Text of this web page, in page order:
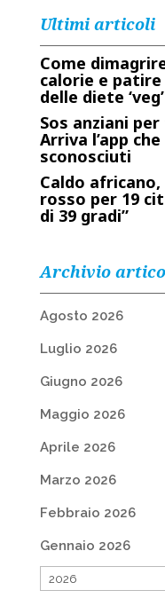
Ultimi articoli
Come
calorie e patire
delle diete ‘veg’
Sos anziani
Arriva l’app
sconosciuti
Caldo
rosso per 19
di 39 gradi”
Archivio
Agosto 2026
Luglio 2026
Giugno 2026
Maggio 2026
Aprile 2026
Marzo 2026
Febbraio 2026
Gennaio 2026